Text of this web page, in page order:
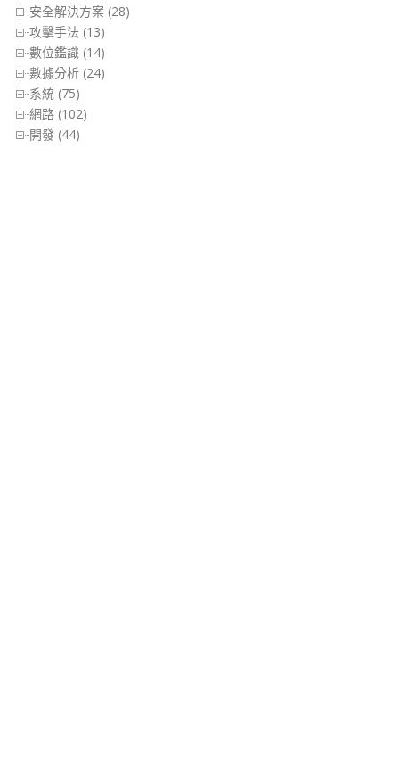
安全解決方案 (28)
攻擊手法 (13)
數位鑑識 (14)
數據分析 (24)
系統 (75)
網路 (102)
開發 (44)